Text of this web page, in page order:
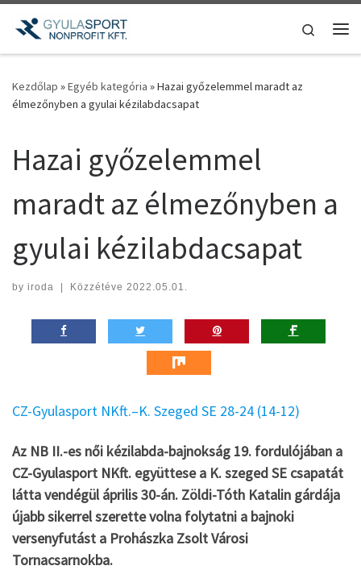
Teljes tartalom megjelenítése
Search
Kezdőlap »Egyéb kategória »Hazai győzelemmel maradt az
élmezőnyben a gyulai kézilabdacsapat
Hazai győzelemmel
maradt az élmezőnyben a
gyulai kézilabdacsapat
by iroda | Közzétéve 2022.05.01.
CZ-Gyulasport NKft.–K. Szeged SE 28-24 (14-12)
Az NB II.-es női kézilabda-bajnokság 19. fordulójában a
CZ-Gyulasport NKft. együttese a K. szeged SE csapatát
látta vendégül április 30-án. Zöldi-Tóth Katalin gárdája
újabb sikerrel szerette volna folytatni a bajnoki
versenyfutást a Prohászka Zsolt Városi
Tornacsarnokba.